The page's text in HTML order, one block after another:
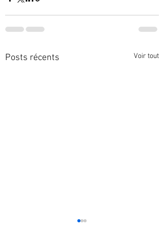
Posts récents Voir tout